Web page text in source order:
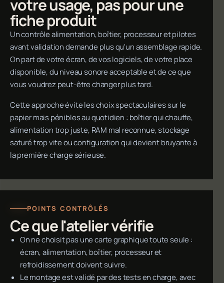
votre usage, pas pour une
fiche produit
Un contrôle alimentation, boîtier, processeur et pilotes
avant validation demande plus qu'un assemblage rapide.
On part de votre écran, de vos logiciels, de votre place
disponible, du niveau sonore acceptable et de ce que
vous voudrez peut-être changer plus tard.
Cette approche évite les choix spectaculaires sur le
papier mais pénibles au quotidien : boîtier qui chauffe,
alimentation trop juste, RAM mal reconnue, stockage
saturé trop vite ou configuration qui devient bruyante à
la première charge sérieuse.
POINTS CONTRÔLÉS
Ce que l'atelier vérifie
On ne choisit pas une carte graphique toute seule :
écran, alimentation, boîtier, processeur et
refroidissement doivent suivre.
Le montage est validé par des tests en charge, avec